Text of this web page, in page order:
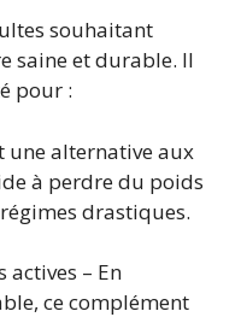
souhaitant
saine et durable. Il
pour :
une alternative aux
à perdre du poids
drastiques.
actives – En
ce complément